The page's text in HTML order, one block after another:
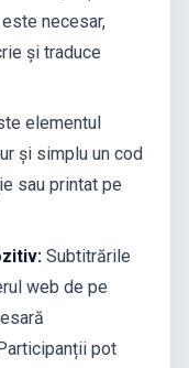
necesar,
și traduce
elementul
și simplu un cod
sau printat pe
Subtitrările
web de pe
pot